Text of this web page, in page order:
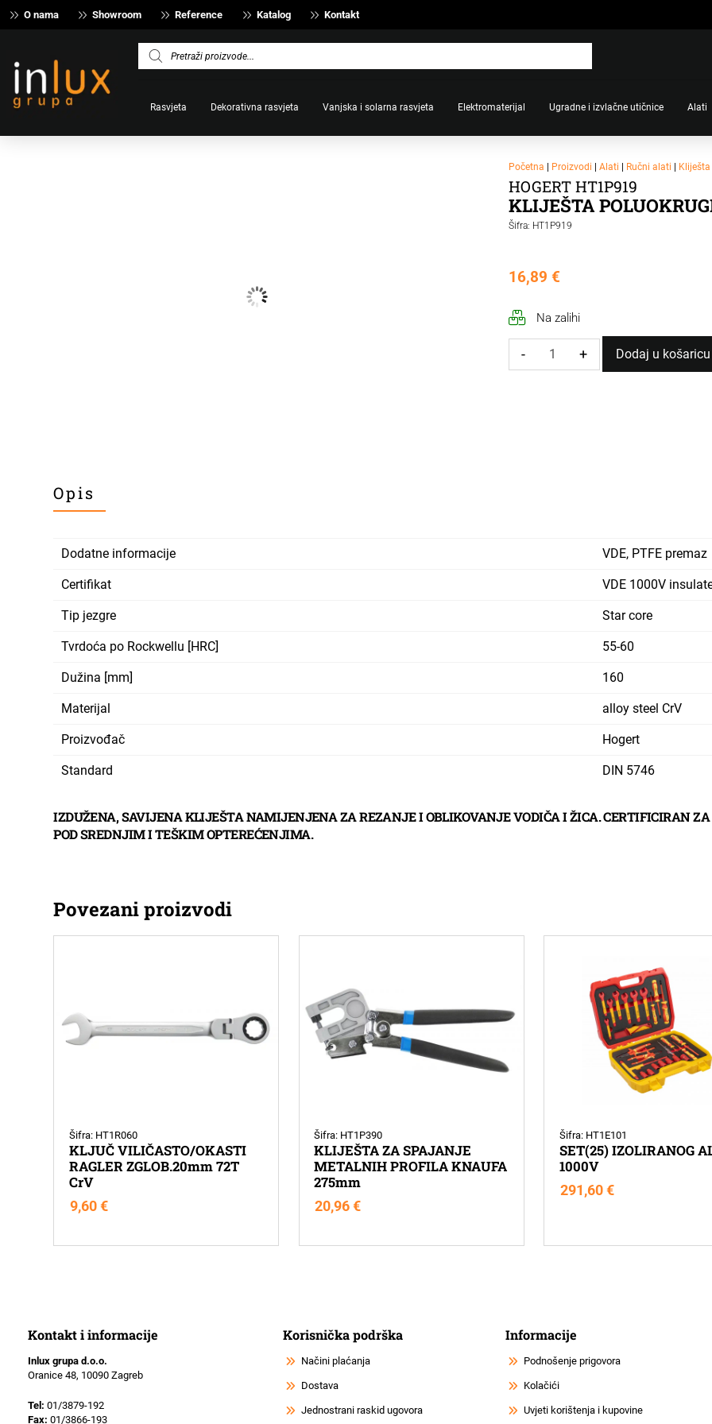
O nama Showroom Reference Katalog Kontakt
Products
search
Rasvjeta Dekorativna rasvjeta Vanjska i solarna rasvjeta Elektromaterijal Ugradne i izvlačne utičnice Alati
Početna | Proizvodi |Alati | Ručni alati | Kliješta
HOGERT HT1P919
KLIJEŠTA
Šifra: HT1P919
16,89€
Na zalihi
- + Dodaj u košaricu
Opis
Dodatne informacije VDE, PTFE premaz
Certifikat VDE 1000V
Tip jezgre Star core
Tvrdoća po Rockwellu [HRC] 55-60
Dužina [mm] 160
Materijal alloy steel CrV
Proizvođač Hogert
Standard DIN 5746
IZDUŽENA, SAVIJENA KLIJEŠTA NAMIJENJENA ZA REZANJE I OBLIKOVANJE VODIČA I ŽICA. CERTIFICIRAN
POD SREDNJIM I TEŠKIM OPTEREĆENJIMA.
Povezani proizvodi
Šifra: HT1R060
KLJUČ VILIČASTO/OKASTI
RAGLER ZGLOB.20mm 72T
CrV
9,60 €
Šifra: HT1P390
KLIJEŠTA ZA SPAJANJE
METALNIH PROFILA KNAUFA
275mm
20,96€
Šifra: HT1E101
SET(25) IZOLIRANOG
1000V
291,60 €
Kontakt i informacije
Inlux grupa d.o.o.
Oranice 48, 10090 Zagreb
Tel: 01/3879-192
Fax: 01/3866-193
Korisnička podrška
Načini plaćanja
Dostava
Jednostrani raskid ugovora
Informacije
Podnošenje prigovora
Kolačići
Uvjeti korištenja i kupovine